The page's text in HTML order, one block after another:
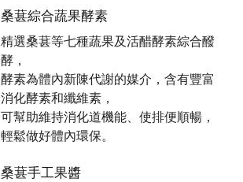
桑葚綜合蔬果酵素
精選桑葚等七種蔬果及活醋酵素綜合醱
酵，
酵素為體內新陳代謝的媒介，含有豐富
消化酵素和纖維素，
可幫助維持消化道機能、使排便順暢，
輕鬆做好體內環保。
桑葚手工果醬